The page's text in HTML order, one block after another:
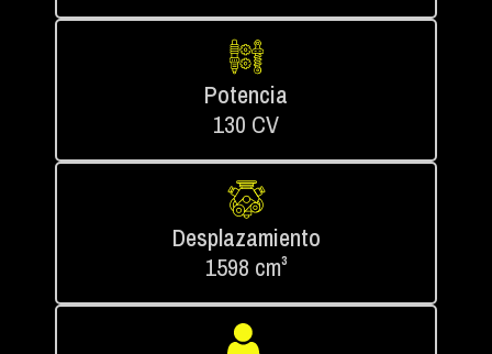
Potencia
130 CV
Desplazamiento
1598 cm³